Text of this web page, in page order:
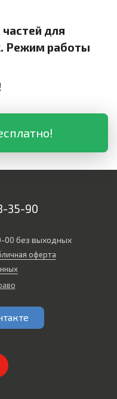
для
Режим работы
35-90
00 без выходных
оферта